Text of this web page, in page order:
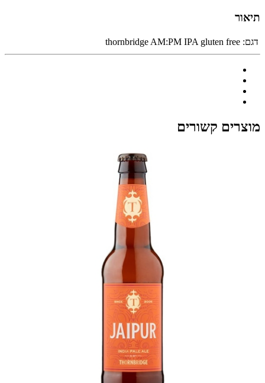
תיאור
דגם: thornbridge AM:PM IPA gluten free
מוצרים קשורים